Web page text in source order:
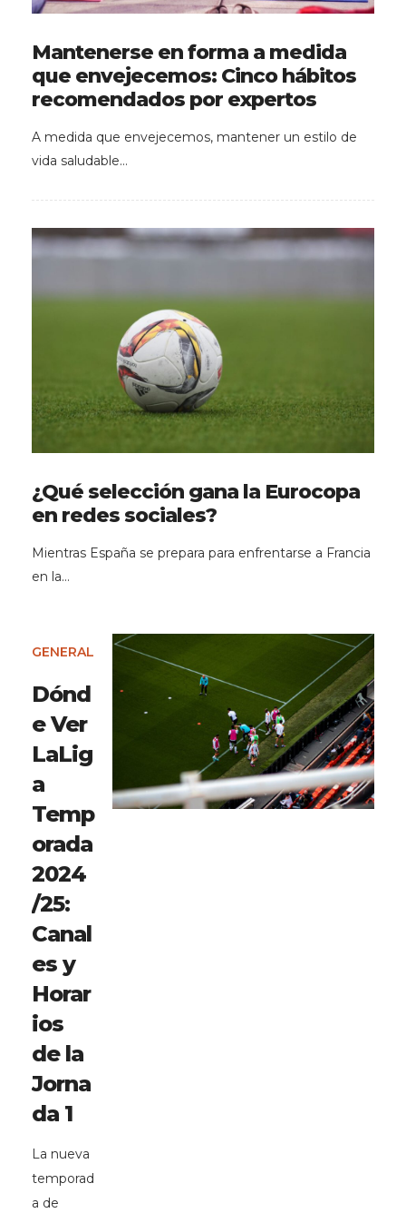
Mantenerse en forma a medida
que envejecemos: Cinco hábitos
recomendados por expertos
A medida que envejecemos, mantener un estilo de
vida saludable…
¿Qué selección gana la Eurocopa
en redes sociales?
Mientras España se prepara para enfrentarse a Francia
en la…
GENERAL
Dónd
e Ver
LaLig
a
Temp
orada
2024
/25:
Canal
es y
Horar
ios
de la
Jorna
da 1
La nueva
temporad
a de